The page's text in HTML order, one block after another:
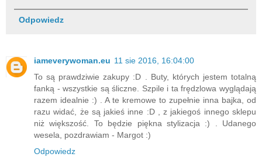
Odpowiedz
iameverywoman.eu 11 sie 2016, 16:04:00
To są prawdziwie zakupy :D . Buty, których jestem totalną
fanką - wszystkie są śliczne. Szpile i ta frędzlowa wyglądają
razem idealnie :) . A te kremowe to zupełnie inna bajka, od
razu widać, że są jakieś inne :D , z jakiegoś innego sklepu
niż większość. To będzie piękna stylizacja :) . Udanego
wesela, pozdrawiam - Margot :)
Odpowiedz